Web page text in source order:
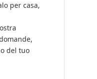
per casa,
del tuo